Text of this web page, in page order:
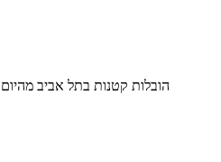
הובלות קטנות בתל אביב